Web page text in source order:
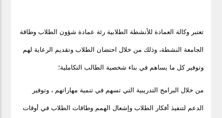
تعتبر وكالة العمادة للأنشطة الطلابية رئة عمادة شؤون الطلاب وطاقة
الجامعة النشطة، وذلك من خلال احتضان الطلاب وتقديم الرعاية لهم
وتوفير كل ما يساهم في بناء شخصية الطالب التكاملية؛
من خلال البرامج التدريبية التي تسهم في تنمية مهاراتهم ، وتوفير
الدعم لتنفيذ أفكار الطلاب وإشعال الهمم وطاقات الطلاب في أوقات